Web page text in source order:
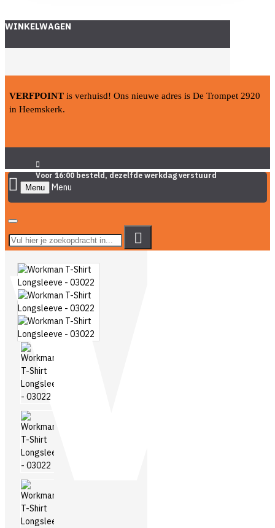
WINKELWAGEN
VERFPOINT is verhuisd! Ons nieuwe adres is De Trompet 2920
in Heemskerk.
Voor 16:00 besteld, dezelfde werkdag verstuurd
Menu